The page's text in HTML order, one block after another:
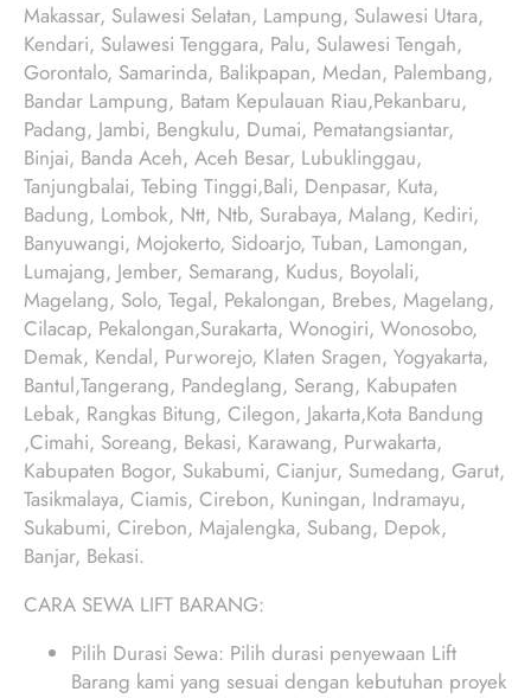
Makassar, Sulawesi Selatan, Lampung, Sulawesi Utara,
Kendari, Sulawesi Tenggara, Palu, Sulawesi Tengah,
Gorontalo, Samarinda, Balikpapan, Medan, Palembang,
Bandar Lampung, Batam Kepulauan Riau,Pekanbaru,
Padang, Jambi, Bengkulu, Dumai, Pematangsiantar,
Binjai, Banda Aceh, Aceh Besar, Lubuklinggau,
Tanjungbalai, Tebing Tinggi,Bali, Denpasar, Kuta,
Badung, Lombok, Ntt, Ntb, Surabaya, Malang, Kediri,
Banyuwangi, Mojokerto, Sidoarjo, Tuban, Lamongan,
Lumajang, Jember, Semarang, Kudus, Boyolali,
Magelang, Solo, Tegal, Pekalongan, Brebes, Magelang,
Cilacap, Pekalongan,Surakarta, Wonogiri, Wonosobo,
Demak, Kendal, Purworejo, Klaten Sragen, Yogyakarta,
Bantul,Tangerang, Pandeglang, Serang, Kabupaten
Lebak, Rangkas Bitung, Cilegon, Jakarta,Kota Bandung
,Cimahi, Soreang, Bekasi, Karawang, Purwakarta,
Kabupaten Bogor, Sukabumi, Cianjur, Sumedang, Garut,
Tasikmalaya, Ciamis, Cirebon, Kuningan, Indramayu,
Sukabumi, Cirebon, Majalengka, Subang, Depok,
Banjar, Bekasi.
CARA SEWA LIFT BARANG:
Pilih Durasi Sewa: Pilih durasi penyewaan Lift
Barang kami yang sesuai dengan kebutuhan proyek